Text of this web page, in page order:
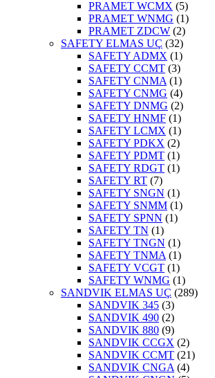
PRAMET WCMX (5)
PRAMET WNMG (1)
PRAMET ZDCW (2)
SAFETY ELMAS UÇ (32)
SAFETY ADMX (1)
SAFETY CCMT (3)
SAFETY CNMA (1)
SAFETY CNMG (4)
SAFETY DNMG (2)
SAFETY HNMF (1)
SAFETY LCMX (1)
SAFETY PDKX (2)
SAFETY PDMT (1)
SAFETY RDGT (1)
SAFETY RT (7)
SAFETY SNGN (1)
SAFETY SNMM (1)
SAFETY SPNN (1)
SAFETY TN (1)
SAFETY TNGN (1)
SAFETY TNMA (1)
SAFETY VCGT (1)
SAFETY WNMG (1)
SANDVIK ELMAS UÇ (289)
SANDVIK 345 (3)
SANDVIK 490 (2)
SANDVIK 880 (9)
SANDVIK CCGX (2)
SANDVIK CCMT (21)
SANDVIK CNGA (4)